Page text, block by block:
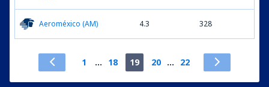
Aeroméxico (AM) 4.3 328
1 ... 18 19 20 ... 22